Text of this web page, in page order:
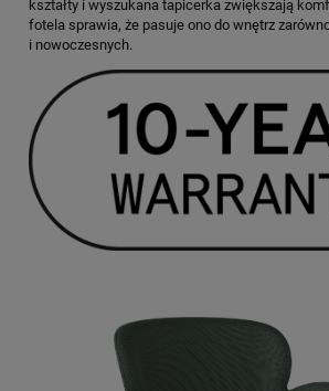
kształty i wyszukana tapicerka zwiększają
fotela sprawia, że pasuje ono do wnętrz
i nowoczesnych.